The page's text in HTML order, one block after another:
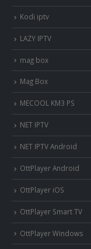
Kodi iptv
LAZY IPTV
mag box
Mag Box
MECOOL KM3 PS
NET IPTV
NET IPTV Android
OttPlayer Android
OttPlayer iOS
OttPlayer Smart TV
OttPlayer Windows